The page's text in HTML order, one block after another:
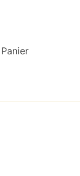
Panier